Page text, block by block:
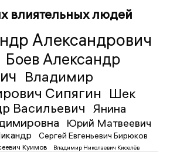
влиятельных людей
Александрович
Боев Александр
Владимир
Сипягин Шек
Васильевич
Янина
Юрий Матвеевич
Сергей Евгеньевич Бирюков
Куимов Владимир Николаевич Киселёв